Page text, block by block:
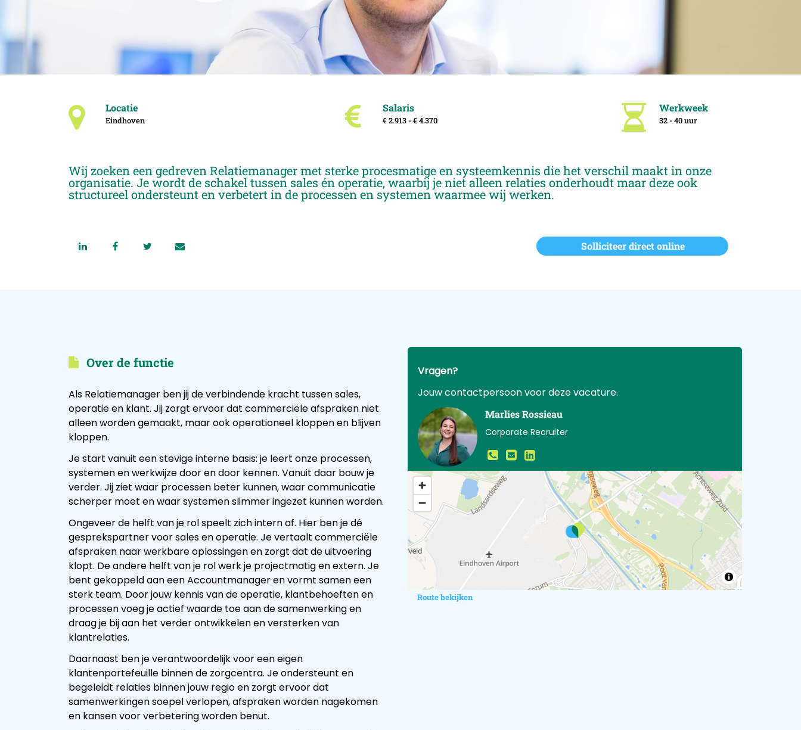
Locatie
Eindhoven
Salaris
€ 2.913 - € 4.370
Werkweek
32 - 40 uur
Wij zoeken een gedreven Relatiemanager met sterke procesmatige en systeemkennis die het verschil maakt in onze
organisatie. Je wordt de schakel tussen sales én operatie, waarbij je niet alleen relaties onderhoudt maar deze ook
structureel ondersteunt en verbetert in de processen en systemen waarmee wij werken.
Solliciteer direct online
Over de functie
Als Relatiemanager ben jij de verbindende kracht tussen sales,
operatie en klant. Jij zorgt ervoor dat commerciële afspraken niet
alleen worden gemaakt, maar ook operationeel kloppen en blijven
kloppen.
Je start vanuit een stevige interne basis: je leert onze processen,
systemen en werkwijze door en door kennen. Vanuit daar bouw je
verder. Jij ziet waar processen beter kunnen, waar communicatie
scherper moet en waar systemen slimmer ingezet kunnen worden.
Ongeveer de helft van je rol speelt zich intern af. Hier ben je dé
gesprekspartner voor sales en operatie. Je vertaalt commerciële
afspraken naar werkbare oplossingen en zorgt dat de uitvoering
klopt. De andere helft van je rol werk je projectmatig en extern. Je
bent gekoppeld aan een Accountmanager en vormt samen een
sterk team. Door jouw kennis van de operatie, klantbehoeften en
processen voeg je actief waarde toe aan de samenwerking en
draag je bij aan het verder ontwikkelen en versterken van
klantrelaties.
Daarnaast ben je verantwoordelijk voor een eigen
klantenportefeuille binnen de zorgcentra. Je ondersteunt en
begeleidt relaties binnen jouw regio en zorgt ervoor dat
samenwerkingen soepel verlopen, afspraken worden nagekomen
en kansen voor verbetering worden benut.
Vragen?
Jouw contactpersoon voor deze vacature.
Marlies Rossieau
Corporate Recruiter
Route bekijken